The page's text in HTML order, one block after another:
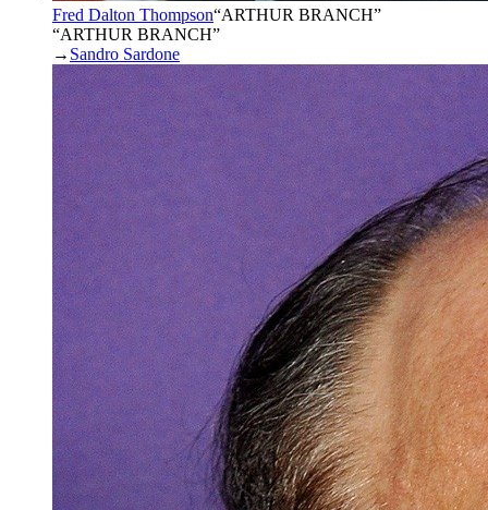
Fred Dalton Thompson“ARTHUR BRANCH”
“ARTHUR BRANCH”
→ Sandro Sardone